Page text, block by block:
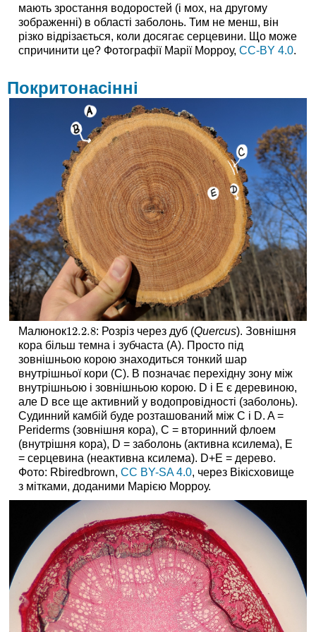
мають зростання водоростей (і мох, на другому
зображенні) в області заболонь. Тим не менш, він
різко відрізається, коли досягає серцевини. Що може
спричинити це? Фотографії Марії Морроу, CC-BY 4.0.
Покритонасінні
Малюнок12.2.8
12.2.8: Розріз через дуб (Quercus). Зовнішня
кора більш темна і зубчаста (А). Просто під
зовнішньою корою знаходиться тонкий шар
внутрішньої кори (С). B позначає перехідну зону між
внутрішньою і зовнішньою корою. D і E є деревиною,
але D все ще активний у водопровідності (заболонь).
Судинний камбій буде розташований між C і D. A =
Periderms (зовнішня кора), C = вторинний флоем
(внутрішня кора), D = заболонь (активна ксилема), E
= серцевина (неактивна ксилема). D+E = дерево.
Фото: Rbiredbrown, CC BY-SA 4.0, через Вікісховище
з мітками, доданими Марією Морроу.